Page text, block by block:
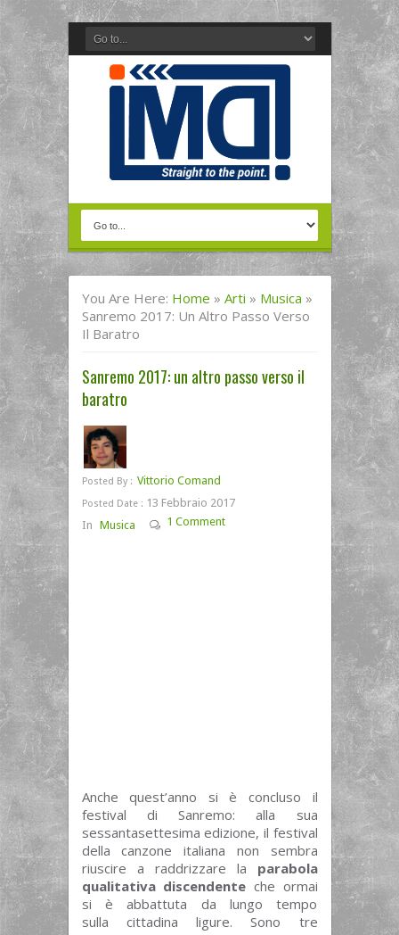
You Are Here: Home » Arti » Musica »
Sanremo 2017: Un Altro Passo Verso
Il Baratro
Sanremo 2017: un altro passo verso il
baratro
Posted By : Vittorio Comand
Posted Date : 13 Febbraio 2017
In Musica 1 Comment
Anche quest’anno si è concluso il
festival di Sanremo: alla sua
sessantasettesima edizione, il festival
della canzone italiana non sembra
riuscire a raddrizzare la parabola
qualitativa discendente che ormai
si è abbattuta da lungo tempo
sulla cittadina ligure. Sono tre